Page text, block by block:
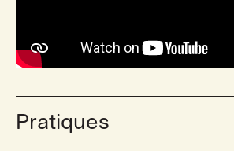
Pratiques